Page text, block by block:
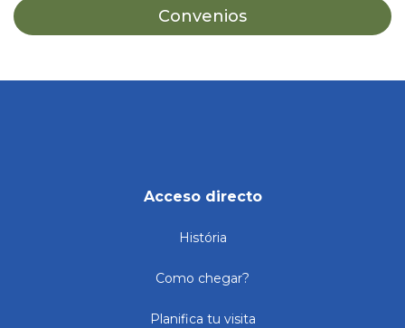
Convenios
Acceso directo
História
Como chegar?
Planifica tu visita